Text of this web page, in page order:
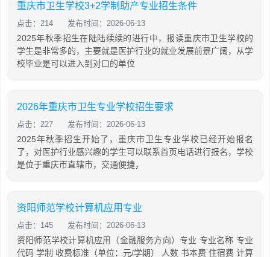
重庆市卫生学校3+2学制助产专业招生条件
点击：214 发布时间：2026-06-13
2025年秋季招生在陆陆续续的进行中，报读重庆市卫生学校的
学生是非常多的，主要就是医护行业的就业发展前景广阔，从学
校毕业是可以进入到对口的单位
2026年重庆市卫生专业学校招生要求
点击：227 发布时间：2026-06-13
2025年秋季招生开始了，重庆市卫生专业学校已经开始报名
了，对医护行业感兴趣的学生可以联系首页电话进行报名，学校
是位于重庆市直辖市，交通便捷，
资阳师范学校计算机应用专业
点击：145 发布时间：2026-06-13
资阳师范学校计算机应用（金融服务方向）专业 专业名称 专业
代码 学制 收费标准（单位：元/学期） 人数 书本费 住宿费 计算